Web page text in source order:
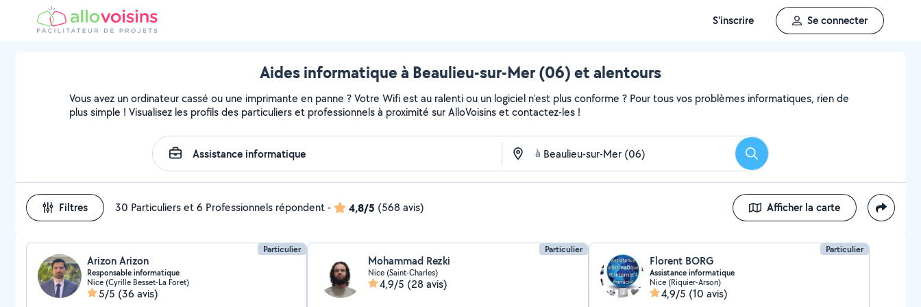
S'inscrire Se connecter
Aides informatique à Beaulieu-sur-Mer (06) et alentours
Vous avez un ordinateur cassé ou une imprimante en panne ? Votre Wifi est au ralenti ou un logiciel n'est plus conforme ? Pour tous vos problèmes informatiques, rien de
plus simple ! Visualisez les profils des particuliers et professionnels à proximité sur AlloVoisins et contactez-les !
à Rechercher
Filtres 30 Particuliers et 6 Professionnels répondent- 4,8/5 (568 avis) Afficher la carte
Particulier
Arizon Arizon
Responsable informatique
Nice (Cyrille Besset-La Foret)
5/5 (36 avis)
Particulier
Mohammad Rezki
Nice (Saint-Charles)
4,9/5 (28 avis)
Particulier
Florent BORG
Assistance informatique
Nice (Riquier-Arson)
4,9/5 (10 avis)